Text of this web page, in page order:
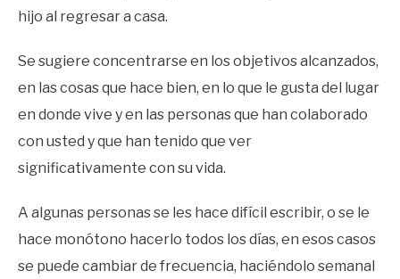
hijo al regresar a casa.
Se sugiere concentrarse en los objetivos alcanzados,
en las cosas que hace bien, en lo que le gusta del lugar
en donde vive y en las personas que han colaborado
con usted y que han tenido que ver
significativamente con su vida.
A algunas personas se les hace difícil escribir, o se le
hace monótono hacerlo todos los días, en esos casos
se puede cambiar de frecuencia, haciéndolo semanal